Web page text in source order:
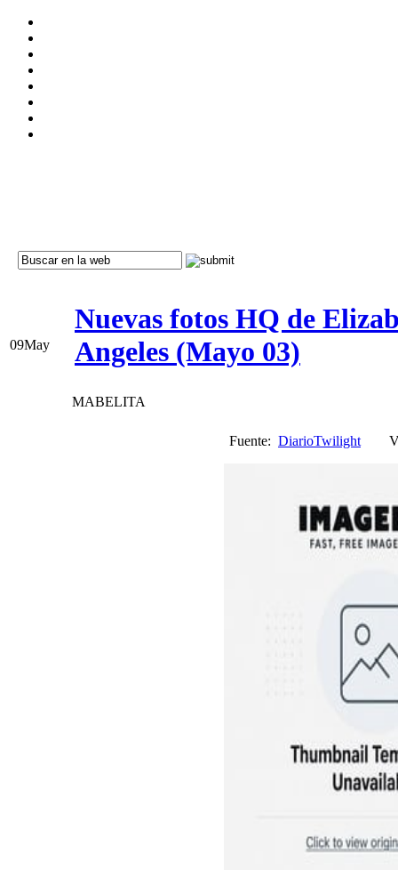
09May
Nuevas fotos HQ de
Angeles (Mayo 03)
MABELITA
Fuente: DiarioTwilight